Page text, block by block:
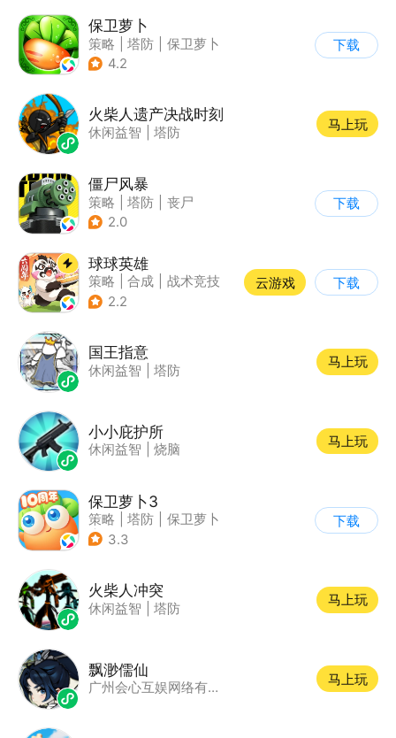
保卫萝卜
策略 塔防
保卫萝卜
| 卡通
4.2
下载
火柴人遗产决战时刻
休闲益智 塔防
马上玩
僵尸风暴
策略 塔防
丧尸
| 卡通
2.0
下载
球球英雄
策略 合成
战术竞技
| 创酷
2.2
云游戏 下载
国王指意
休闲益智 塔防
马上玩
小小庇护所
休闲益智 烧脑
马上玩
保卫萝卜3
策略 塔防
保卫萝卜
| 卡通
3.3
下载
火柴人冲突
休闲益智 塔防
马上玩
飘渺儒仙
广州会心互娱网络有限公司
马上玩